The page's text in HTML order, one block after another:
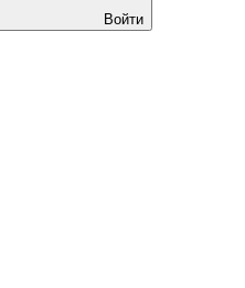
Войти